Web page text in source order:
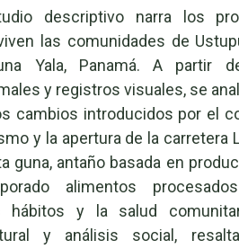
descriptivo narra los
las comunidades de
Yala, Panamá. A partir
y registros visuales, se
cambios introducidos por el
y la apertura de la carretera
guna, antaño basada en
alimentos
hábitos y la salud
y análisis social,